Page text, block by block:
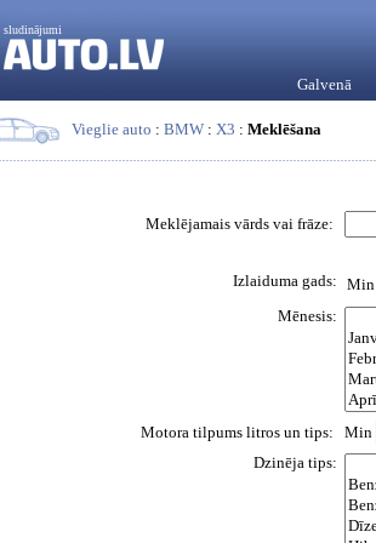
sludinājumi
Galvenā
Vieglie auto : BMW : X3 : Meklēšana
Meklējamais vārds vai frāze:
Izlaiduma gads: Min
Mēnesis:
Motora tilpums litros un tips: Min
Dzinēja tips: